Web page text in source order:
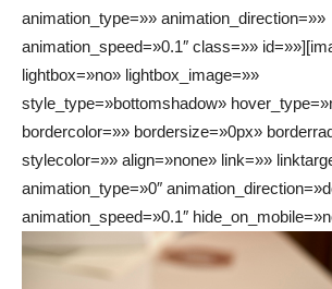
animation_type=»» animation_direction=»»
animation_speed=»0.1″ class=»»
lightbox=»no» lightbox_image=»»
style_type=»bottomshadow»
bordercolor=»» bordersize=»0px»
stylecolor=»» align=»none» link=»»
animation_type=»0″
animation_speed=»0.1″